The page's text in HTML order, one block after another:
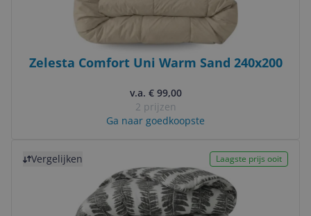
Zelesta Comfort Uni Warm Sand 240x200
v.a. € 99,00
2 prijzen
Ga naar goedkoopste
Vergelijken Laagste prijs ooit